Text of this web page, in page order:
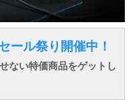
ール祭り開催中！
ない特価商品をゲットし